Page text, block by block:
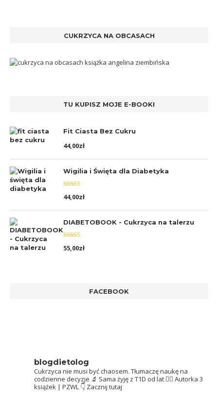
CUKRZYCA NA OBCASACH
TU KUPISZ MOJE E-BOOKI
Fit Ciasta Bez Cukru
44,00zł
Wigilia i Święta dla Diabetyka
Oceniono
5.00na 5
44,00zł
DIABETOBOOK - Cukrzyca na talerzu
Oceniono
5.00na 5
55,00zł
FACEBOOK
blogdietolog
Cukrzyca nie musi być chaosem. Tłumaczę naukę na
codzienne decyzje 🔬 Sama żyję z T1D od lat 👩‍⚕️ Autorka 3
książek | PZWL 👇 Zacznij tutaj